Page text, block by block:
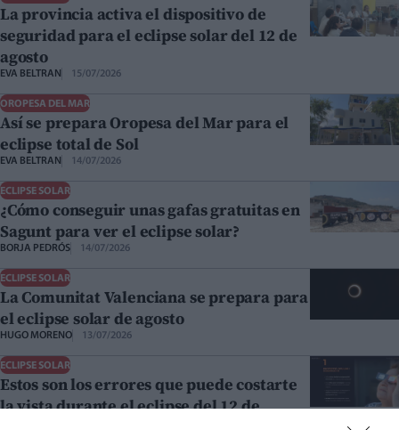
La provincia activa el dispositivo de
seguridad para el eclipse solar del 12 de
agosto
EVA BELTRAN 15/07/2026
OROPESA DEL MAR
Así se prepara Oropesa del Mar para el
eclipse total de Sol
EVA BELTRAN 14/07/2026
ECLIPSE SOLAR
¿Cómo conseguir unas gafas gratuitas en
Sagunt para ver el eclipse solar?
BORJA PEDRÓS 14/07/2026
ECLIPSE SOLAR
La Comunitat Valenciana se prepara para
el eclipse solar de agosto
HUGO MORENO 13/07/2026
ECLIPSE SOLAR
Estos son los errores que puede costarte
la vista durante el eclipse del 12 de